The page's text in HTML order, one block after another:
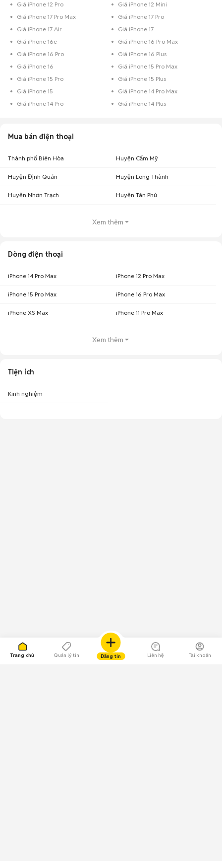
Trang chủ Quản lý tin Đăng tin Liên hệ Tài khoản
Giá iPhone 12 Pro
Giá iPhone 12 Mini
Giá iPhone 17 Pro Max
Giá iPhone 17 Pro
Giá iPhone 17 Air
Giá iPhone 17
Giá iPhone 16e
Giá iPhone 16 Pro Max
Giá iPhone 16 Pro
Giá iPhone 16 Plus
Giá iPhone 16
Giá iPhone 15 Pro Max
Giá iPhone 15 Pro
Giá iPhone 15 Plus
Giá iPhone 15
Giá iPhone 14 Pro Max
Giá iPhone 14 Pro
Giá iPhone 14 Plus
Mua bán điện thoại
Thành phố Biên Hòa Huyện Cẩm Mỹ
Huyện Định Quán Huyện Long Thành
Huyện Nhơn Trạch Huyện Tân Phú
Xem thêm
Dòng điện thoại
iPhone 14 Pro Max iPhone 12 Pro Max
iPhone 15 Pro Max iPhone 16 Pro Max
iPhone XS Max iPhone 11 Pro Max
Xem thêm
Tiện ích
Kinh nghiệm